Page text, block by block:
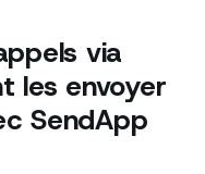
via
les envoyer
SendApp